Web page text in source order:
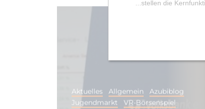
Aktuelles Allgemein
Azubiblog
Jugendmarkt
VR-Börsenspiel